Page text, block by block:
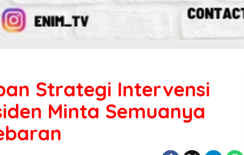
Strategi Intervensi
Minta Semuanya